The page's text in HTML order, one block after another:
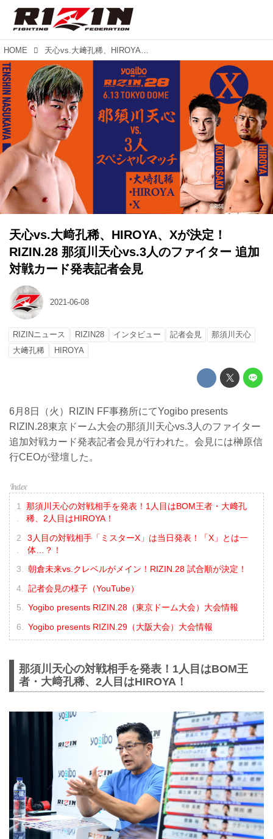
HOME 天心vs.大﨑孔稀、HIROYA、Xが決定！RIZIN.28 那須川天心vs.3人のファイター 追加対戦カード発表記者会見
天心vs.大﨑孔稀、HIROYA、Xが決定！
RIZIN.28 那須川天心vs.3人のファイター 追加
対戦カード発表記者会見
2021-06-08
RIZINニュース RIZIN28 インタビュー 記者会見
那須川天心
大﨑孔稀
HIROYA
6月8日（火）RIZIN FF事務所にてYogibo presents
RIZIN.28東京ドーム大会の那須川天心vs.3人のファイター
追加対戦カード発表記者会見が行われた。会見には榊原信
行CEOが登壇した。
那須川天心の対戦相手を発表！1人目はBOM王者・大﨑孔
稀、2人目はHIROYA！
3人目の対戦相手「ミスターX」は当日発表！「X」とは一
体…？！
朝倉未来vs.クレベルがメイン！RIZIN.28 試合順が決定！
記者会見の様子（YouTube）
Yogibo presents RIZIN.28（東京ドーム大会）大会情報
Yogibo presents RIZIN.29（大阪大会）大会情報
那須川天心の対戦相手を発表！1人目はBOM王
者・大﨑孔稀、2人目はHIROYA！